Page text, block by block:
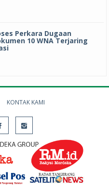
Perkara Dugaan
10 WNA Terjaring
KONTAK KAMI